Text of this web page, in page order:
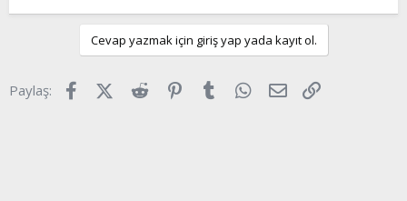
Cevap yazmak için giriş yap yada kayıt ol.
Paylaş: FacebookX (Twitter)
Reddit Pinterest
Tumblr WhatsApp
E-posta